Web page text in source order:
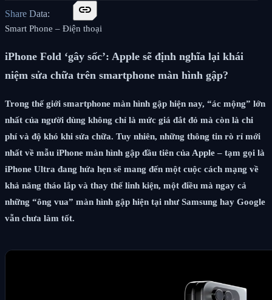
Share Data:
link
Smart Phone – Điện thoại
iPhone Fold ‘gây sốc’: Apple sẽ định nghĩa lại khái
niệm sửa chữa trên smartphone màn hình gập?
Trong thế giới smartphone màn hình gập hiện nay, “ác mộng” lớn
nhất của người dùng không chỉ là mức giá đắt đỏ mà còn là chi
phí và độ khó khi sửa chữa. Tuy nhiên, những thông tin rò rỉ mới
nhất về mẫu iPhone màn hình gập đầu tiên của Apple – tạm gọi là
iPhone Ultra đang hứa hẹn sẽ mang đến một cuộc cách mạng về
khả năng tháo lắp và thay thế linh kiện, một điều mà ngay cả
những “ông vua” màn hình gập hiện tại như Samsung hay Google
vẫn chưa làm tốt.